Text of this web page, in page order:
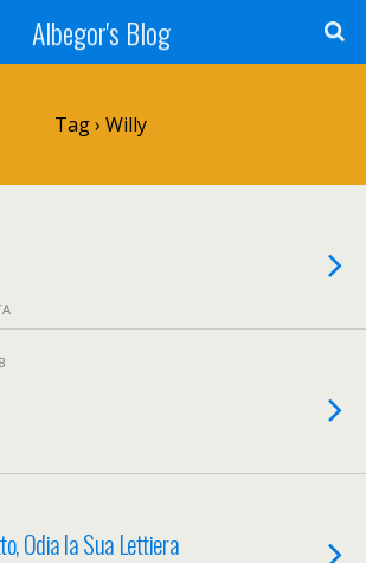
Albegor's Blog
Tag › Willy
Odia la Sua Lettiera